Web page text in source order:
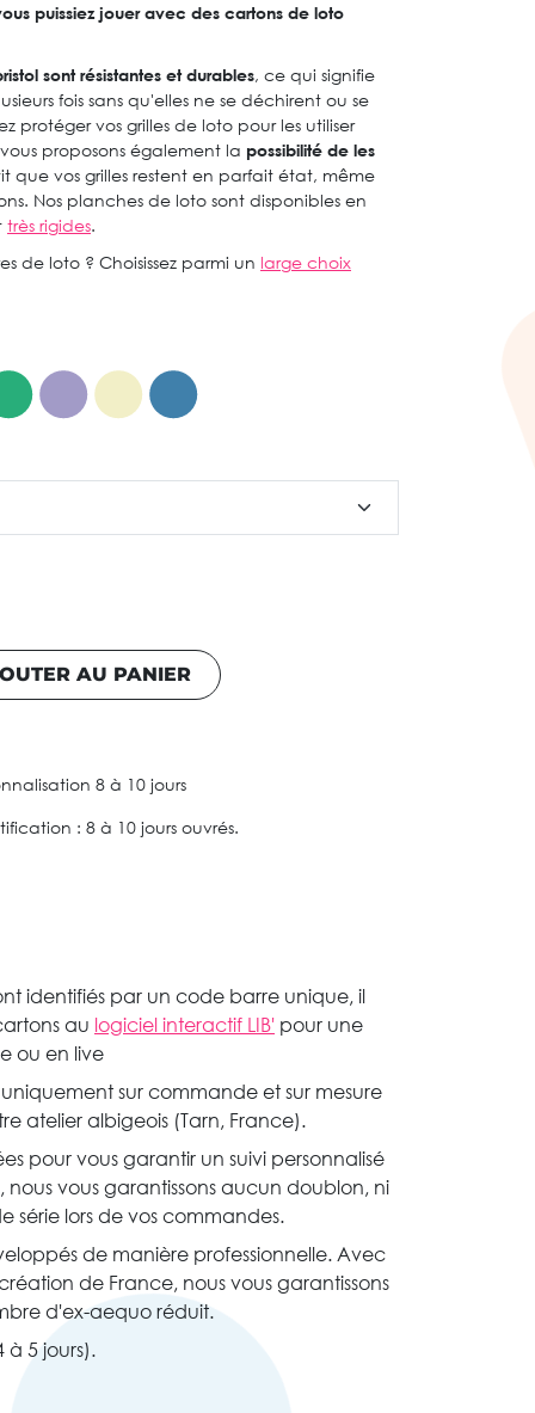
puissiez jouer avec des cartons de loto
sont résistantes et durables, ce qui signifie
fois sans qu'elles ne se déchirent ou se
protéger vos grilles de loto pour les utiliser
proposons également la possibilité de les
vos grilles restent en parfait état, même
Nos planches de loto sont disponibles en
très rigides.
de loto ? Choisissez parmi un large choix
AU PANIER
8 à 10 jours
: 8 à 10 jours ouvrés.
identifiés par un code barre unique, il
au logiciel interactif LIB' pour une
ou en live
sur commande et sur mesure
atelier albigeois (Tarn, France).
pour vous garantir un suivi personnalisé
nous vous garantissons aucun doublon, ni
série lors de vos commandes.
de manière professionnelle. Avec
de France, nous vous garantissons
d'ex-aequo réduit.
à 5 jours).